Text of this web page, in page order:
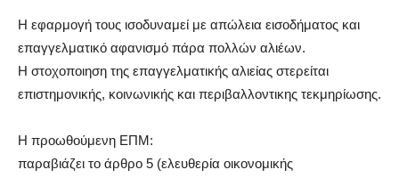
Η εφαρμογή τους ισοδυναμεί με απώλεια εισοδήματος και
επαγγελματικό αφανισμό πάρα πολλών αλιέων.
Η στοχοποιηση της επαγγελματικής αλιείας στερείται
επιστημονικής, κοινωνικής και περιβαλλοντικης τεκμηρίωσης.
Η προωθούμενη ΕΠΜ:
παραβιάζει το άρθρο 5 (ελευθερία οικονομικής